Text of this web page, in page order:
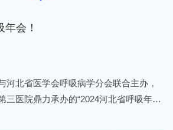
会！
河北省医学会呼吸病学分会联合主办，
三医院鼎力承办的“2024河北省呼吸年